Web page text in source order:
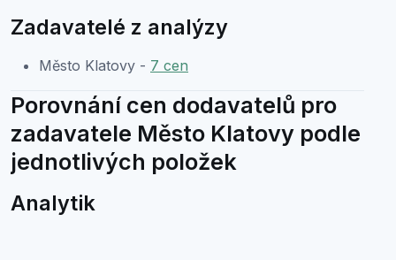
Zadavatelé z analýzy
Město Klatovy - 7 cen
Porovnání cen dodavatelů pro
zadavatele Město Klatovy podle
jednotlivých položek
Analytik